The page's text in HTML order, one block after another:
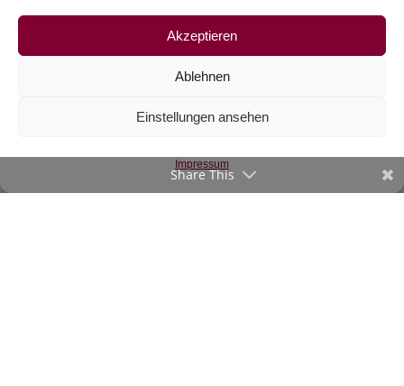
Akzeptieren
Ablehnen
Einstellungen ansehen
Impressum
inkl. 20 % MwSt.
Share This